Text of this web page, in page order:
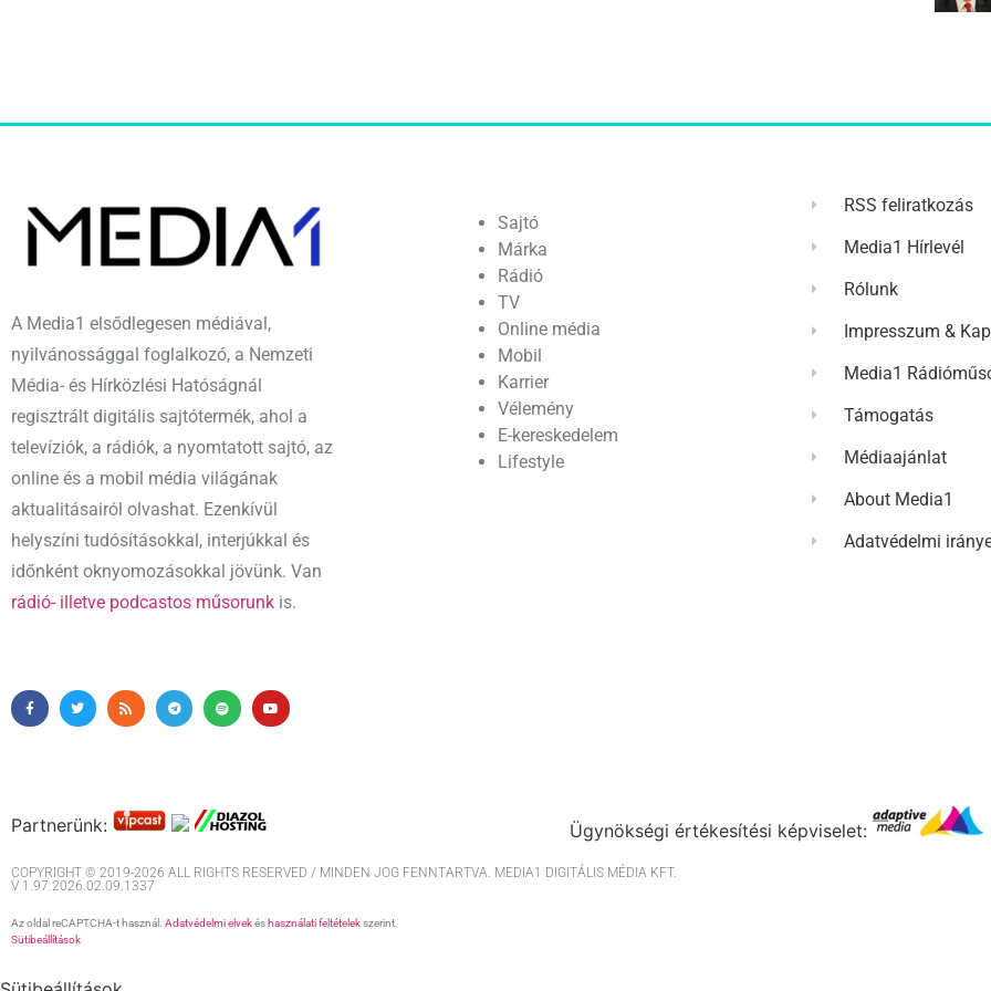
A Media1 elsődlegesen médiával,
nyilvánossággal foglalkozó, a Nemzeti
Média- és Hírközlési Hatóságnál
regisztrált digitális sajtótermék, ahol a
televíziók, a rádiók, a nyomtatott sajtó, az
online és a mobil média világának
aktualitásairól olvashat. Ezenkívül
helyszíni tudósításokkal, interjúkkal és
időnként oknyomozásokkal jövünk. Van
rádió- illetve podcastos műsorunk is.
Sajtó
Márka
Rádió
TV
Online média
Mobil
Karrier
Vélemény
E-kereskedelem
Lifestyle
RSS feliratkozás
Media1 Hírlevél
Rólunk
Impresszum &
Media1
Támogatás
Médiaajánlat
About Media1
Adatvédelmi
Partnerünk: Ügynökségi értékesítési képviselet:
COPYRIGHT © 2019-2026 ALL RIGHTS RESERVED / MINDEN JOG FENNTARTVA. MEDIA1 DIGITÁLIS MÉDIA KFT.
V 1.97.2026.02.09.1337
Az oldal reCAPTCHA-t használ. Adatvédelmi elvekés használati feltételekszerint.
Sütibeállítások